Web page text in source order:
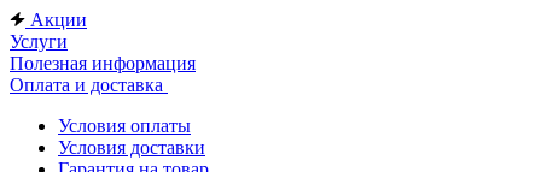
Акции
Услуги
Полезная информация
Оплата и доставка
Условия оплаты
Условия доставки